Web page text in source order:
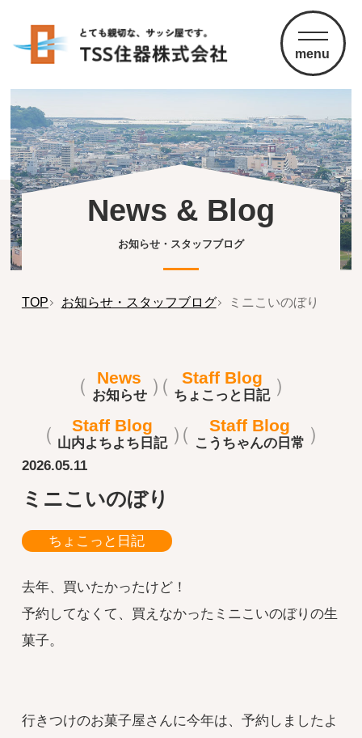
menu
News & Blog
お知らせ・スタッフブログ
TOP お知らせ・スタッフブログ ミニこいのぼり
News
お知らせ
Staff Blog
ちょこっと日記
Staff Blog
山内よちよち日記
Staff Blog
こうちゃんの日常
2026.05.11
ミニこいのぼり
ちょこっと日記
去年、買いたかったけど！
予約してなくて、買えなかったミニこいのぼりの生
菓子。
行きつけのお菓子屋さんに今年は、予約しましたよ